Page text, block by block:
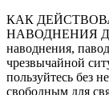
КАК
НАВОДНЕНИЯ
наводнения,
чрезвычайной
пользуйтесь без
свободным для